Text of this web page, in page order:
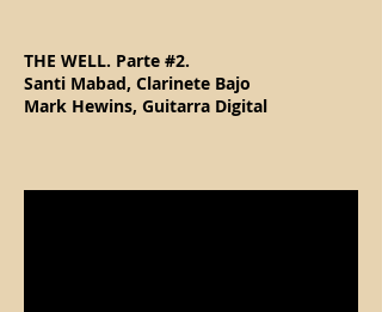
THE WELL. Parte #2.
Santi Mabad, Clarinete Bajo
Mark Hewins, Guitarra Digital